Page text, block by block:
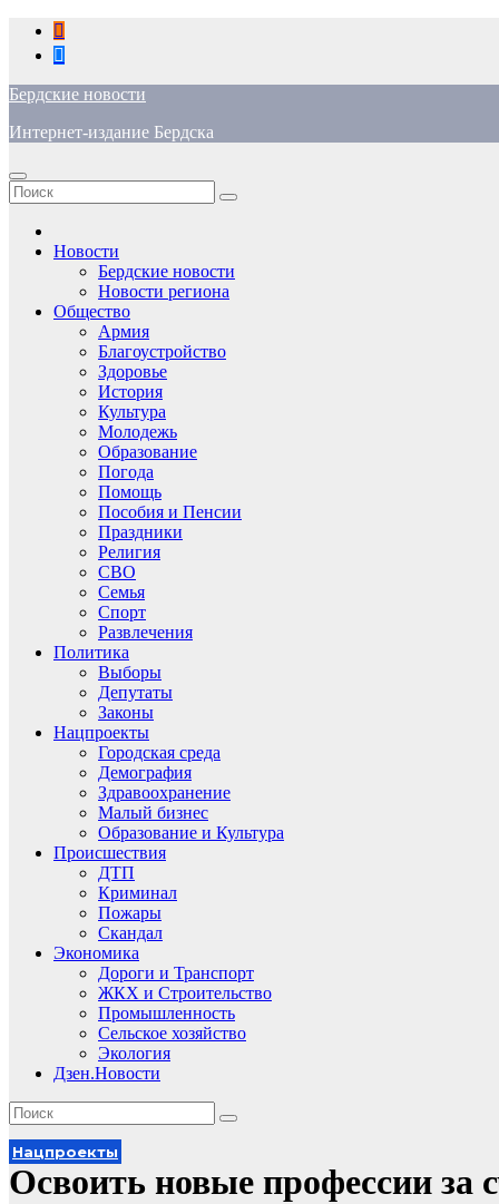
Перейти
содержимому
Бердские новости
Интернет-издание Бердска
Новости
Бердские новости
Новости региона
Общество
Армия
Благоустройство
Здоровье
История
Культура
Молодежь
Образование
Погода
Помощь
Пособия и Пенсии
Праздники
Религия
СВО
Семья
Спорт
Развлечения
Политика
Выборы
Депутаты
Законы
Нацпроекты
Городская среда
Демография
Здравоохранение
Малый бизнес
Образование и Культура
Происшествия
ДТП
Криминал
Пожары
Скандал
Экономика
Дороги и Транспорт
ЖКХ и Строительство
Промышленность
Сельское хозяйство
Экология
Дзен.Новости
Нацпроекты
Освоить новые профессии за